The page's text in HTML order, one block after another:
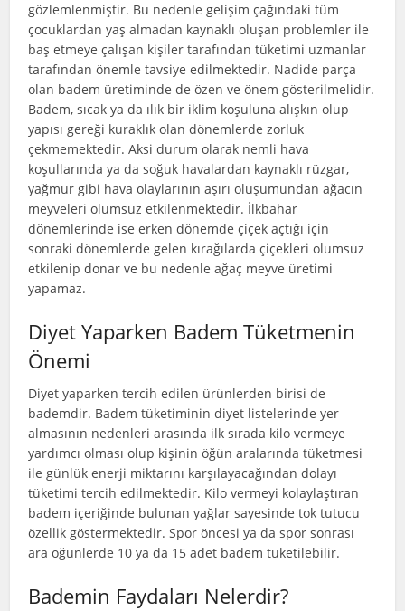
gözlemlenmiştir. Bu nedenle gelişim çağındaki tüm
çocuklardan yaş almadan kaynaklı oluşan problemler ile
baş etmeye çalışan kişiler tarafından tüketimi uzmanlar
tarafından önemle tavsiye edilmektedir. Nadide parça
olan badem üretiminde de özen ve önem gösterilmelidir.
Badem, sıcak ya da ılık bir iklim koşuluna alışkın olup
yapısı gereği kuraklık olan dönemlerde zorluk
çekmemektedir. Aksi durum olarak nemli hava
koşullarında ya da soğuk havalardan kaynaklı rüzgar,
yağmur gibi hava olaylarının aşırı oluşumundan ağacın
meyveleri olumsuz etkilenmektedir. İlkbahar
dönemlerinde ise erken dönemde çiçek açtığı için
sonraki dönemlerde gelen kırağılarda çiçekleri olumsuz
etkilenip donar ve bu nedenle ağaç meyve üretimi
yapamaz.
Diyet Yaparken Badem Tüketmenin
Önemi
Diyet yaparken tercih edilen ürünlerden birisi de
bademdir. Badem tüketiminin diyet listelerinde yer
almasının nedenleri arasında ilk sırada kilo vermeye
yardımcı olması olup kişinin öğün aralarında tüketmesi
ile günlük enerji miktarını karşılayacağından dolayı
tüketimi tercih edilmektedir. Kilo vermeyi kolaylaştıran
badem içeriğinde bulunan yağlar sayesinde tok tutucu
özellik göstermektedir. Spor öncesi ya da spor sonrası
ara öğünlerde 10 ya da 15 adet badem tüketilebilir.
Bademin Faydaları Nelerdir?